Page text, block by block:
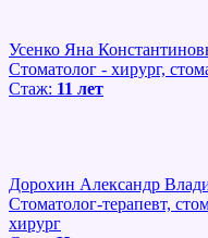
Усенко Яна
Стоматолог - хирург,
Стаж: 11 лет
Дорохин Александр
Стоматолог-терапевт,
хирург